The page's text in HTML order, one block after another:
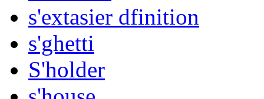
s'extasier dfinition
s'ghetti
S'holder